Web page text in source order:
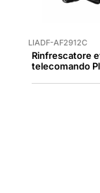
LIADF-AF2912C
Rinfrescatore
telecomando